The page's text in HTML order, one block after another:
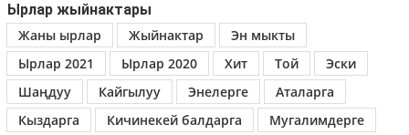
Ырлар жыйнактары
Жаны ырлар
Жыйнактар
Эн мыкты
Ырлар 2021
Ырлар 2020 Хит Той
Эски
Шаңдуу
Кайгылуу Энелерге
Аталарга
Кыздарга
Кичинекей балдарга
Мугалимдерге